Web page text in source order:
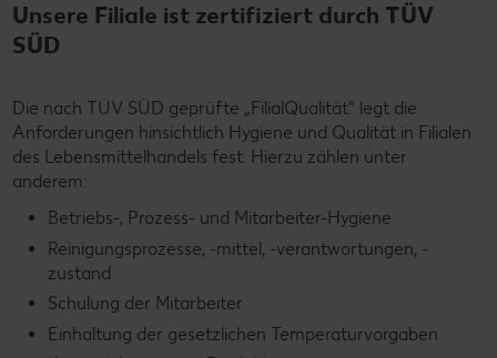
Unsere Filiale ist zertifiziert durch TÜV
SÜD
Die nach TÜV SÜD geprüfte „FilialQualität“ legt die
Anforderungen hinsichtlich Hygiene und Qualität in Filialen
des Lebensmittelhandels fest. Hierzu zählen unter
anderem:
Betriebs-, Prozess- und Mitarbeiter-Hygiene
Reinigungsprozesse, -mittel, -verantwortungen, -
zustand
Schulung der Mitarbeiter
Einhaltung der gesetzlichen Temperaturvorgaben